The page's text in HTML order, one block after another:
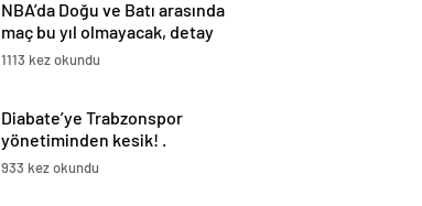
NBA’da Doğu ve Batı arasında
maç bu yıl olmayacak, detay
haberimizde.
1113 kez okundu
Diabate’ye Trabzonspor
yönetiminden kesik! .
933 kez okundu